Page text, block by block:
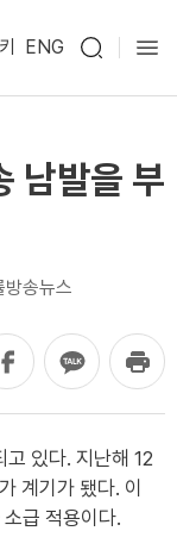
ENG
남발을 부
방송뉴스
있다. 지난해 12
계기가 됐다. 이
급 적용이다.